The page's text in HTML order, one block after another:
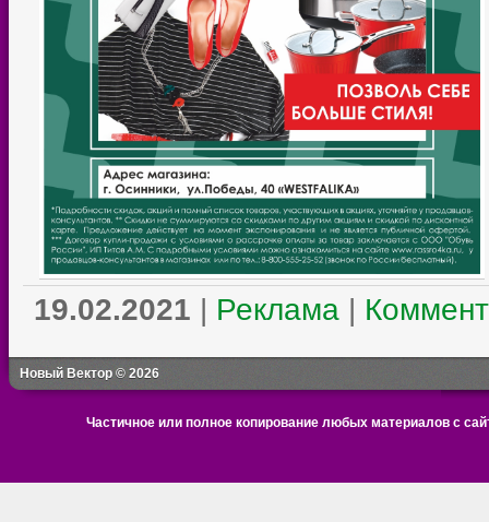
19.02.2021 | Реклама |
Новый Вектор © 2026
Частичное или полное копирование любых материалов с